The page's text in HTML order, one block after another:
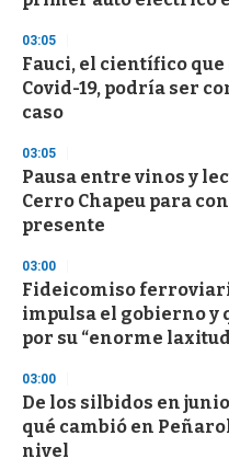
f
3
s
e
c
o
d
s
03:05
Fauci, el científico que
Covid-19, podría ser
caso
03:05
Pausa entre vinos y
Cerro Chapeu para
presente
03:00
Fideicomiso
impulsa el gobierno y
por su “enorme
03:00
De los silbidos en
qué cambió en
nivel